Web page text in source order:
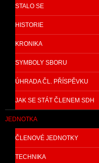
STALO SE
HISTORIE
KRONIKA
SYMBOLY SBORU
ÚHRADA ČL. PŘÍSPĚVKU
JAK SE STÁT ČLENEM SDH
JEDNOTKA
ČLENOVÉ JEDNOTKY
TECHNIKA